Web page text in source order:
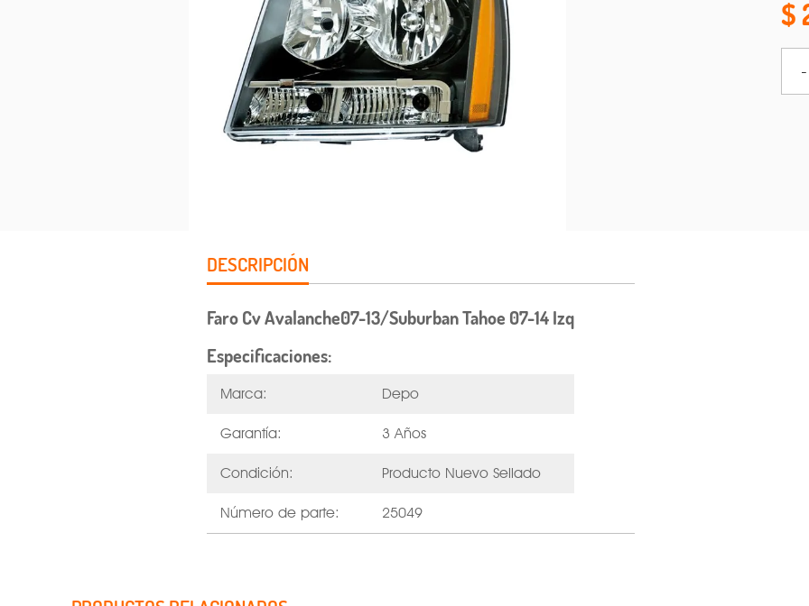
-
DESCRIPCIÓN
Faro Cv Avalanche07-13/Suburban Tahoe 07-14 Izq
Especificaciones:
Marca: Depo
Garantía: 3 Años
Condición: Producto Nuevo Sellado
Número de parte: 25049